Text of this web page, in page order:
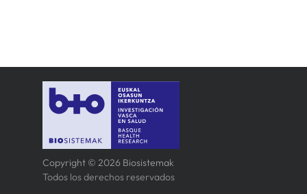
Copyright © 2026 Biosistemak
Todos los derechos reservados